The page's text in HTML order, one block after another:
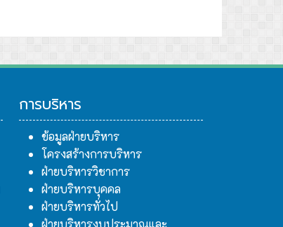
การบริหาร
ข้อมูลฝ่ายบริหาร
โครงสร้างการบริหาร
ฝ่ายบริหารวิชาการ
ฝ่ายบริหารบุคคล
ฝ่ายบริหารทั่วไป